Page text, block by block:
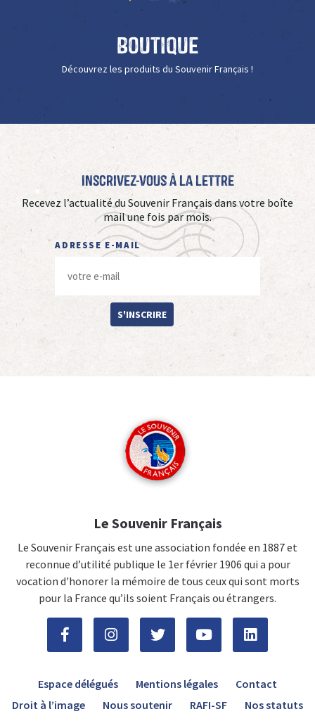
Boutique
Découvrez les produits du Souvenir Français !
Inscrivez-vous à La Lettre
Recevez l’actualité du Souvenir Français dans votre boîte
mail une fois par mois.
ADRESSE E-MAIL
S'INSCRIRE
Le Souvenir Français
Le Souvenir Français est une association fondée en 1887 et
reconnue d’utilité publique le 1er février 1906 qui a pour
vocation d'honorer la mémoire de tous ceux qui sont morts
pour la France qu’ils soient Français ou étrangers.
Espace délégués Mentions légales
Contact
Droit à l’image
Nous soutenir RAFI-SF Nos statuts